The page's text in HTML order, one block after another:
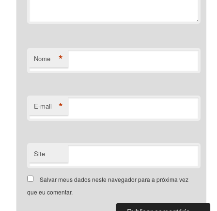
Nome *
E-mail *
Site
Salvar meus dados neste navegador para a próxima vez
que eu comentar.